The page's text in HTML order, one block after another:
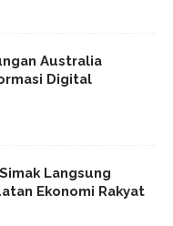
Australia
Digital
Langsung
Ekonomi Rakyat